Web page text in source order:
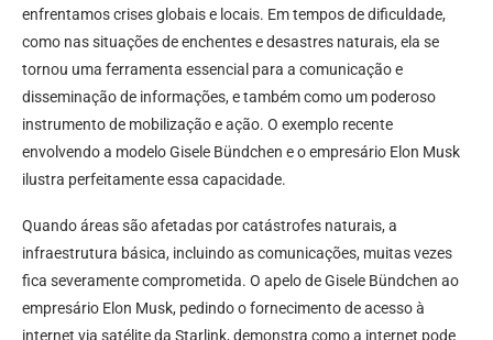
enfrentamos crises globais e locais. Em tempos de dificuldade,
como nas situações de enchentes e desastres naturais, ela se
tornou uma ferramenta essencial para a comunicação e
disseminação de informações, e também como um poderoso
instrumento de mobilização e ação. O exemplo recente
envolvendo a modelo Gisele Bündchen e o empresário Elon Musk
ilustra perfeitamente essa capacidade.
Quando áreas são afetadas por catástrofes naturais, a
infraestrutura básica, incluindo as comunicações, muitas vezes
fica severamente comprometida. O apelo de Gisele Bündchen ao
empresário Elon Musk, pedindo o fornecimento de acesso à
internet via satélite da Starlink, demonstra como a internet pode